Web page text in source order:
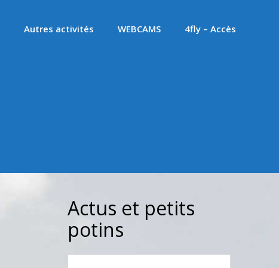
Autres activités WEBCAMS 4fly – Accès
Actus et petits
potins